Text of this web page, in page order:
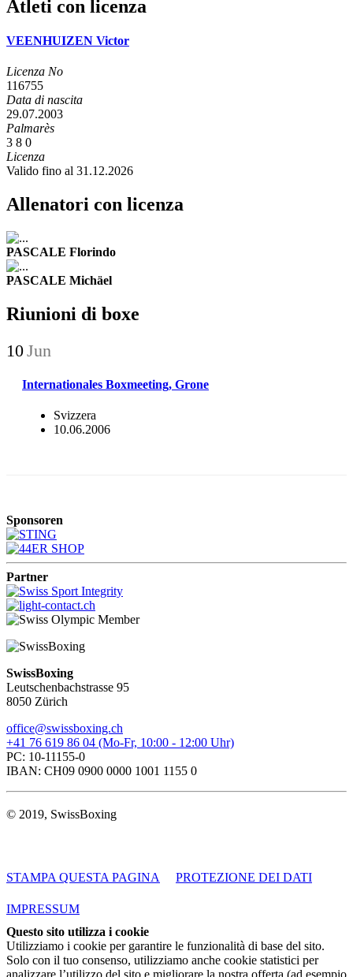
Atleti con licenza
VEENHUIZEN Victor
Licenza No
116755
Data di nascita
29.07.2003
Palmarès
3 8 0
Licenza
Valido fino al 31.12.2026
Allenatori con licenza
PASCALE Florindo
PASCALE Michäel
Riunioni di boxe
10Jun
Internationales Boxmeeting, Grone
Svizzera
10.06.2006
Sponsoren
Partner
SwissBoxing
Leutschenbachstrasse 95
8050 Zürich
office@swissboxing.ch
+41 76 619 86 04 (Mo-Fr, 10:00 - 12:00 Uhr)
PC: 10-11155-0
IBAN: CH09 0900 0000 1001 1155 0
© 2019, SwissBoxing
STAMPA QUESTA PAGINA PROTEZIONE DEI DATI
IMPRESSUM
Questo sito utilizza i cookie
Utilizziamo i cookie per garantire le funzionalità di base del sito.
Solo con il tuo consenso, utilizziamo anche cookie statistici per